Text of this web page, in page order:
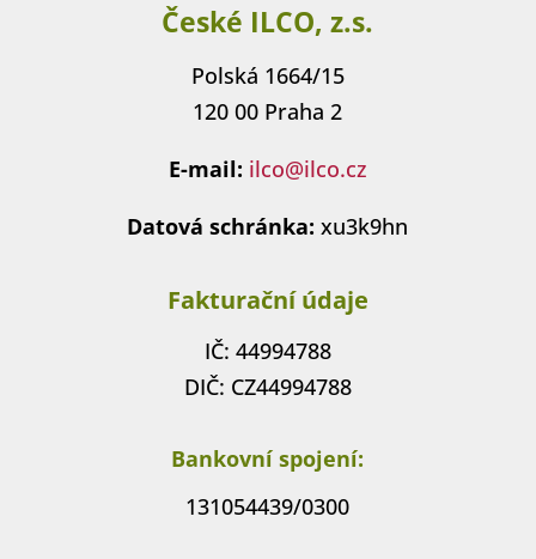
České ILCO, z.s.
Polská 1664/15
120 00 Praha 2
E-mail: ilco@ilco.cz
Datová schránka: xu3k9hn
Fakturační údaje
IČ: 44994788
DIČ: CZ44994788
Bankovní spojení:
131054439/0300